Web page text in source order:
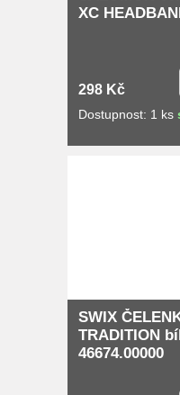
XC
298 Kč
Dostupnost: 1 ks
SWIX
TRADITION
46674.00000